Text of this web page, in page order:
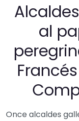
al
Once alcaldes